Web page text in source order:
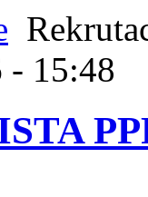
- 15:48